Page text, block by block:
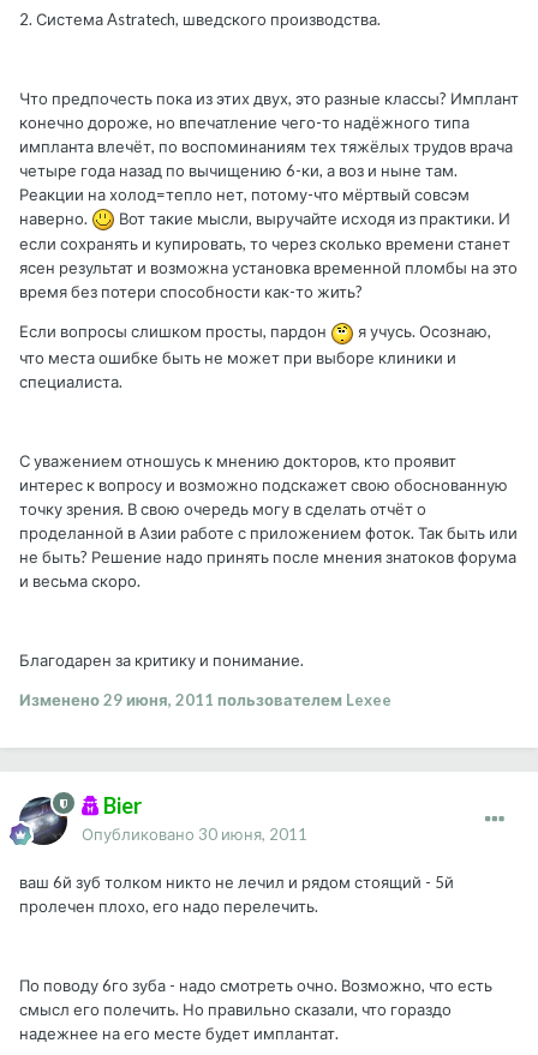
2. Система Astratech, шведского производства.
Что предпочесть пока из этих двух, это разные классы? Имплант
конечно дороже, но впечатление чего-то надёжного типа
импланта влечёт, по воспоминаниям тех тяжёлых трудов врача
четыре года назад по вычищению 6-ки, а воз и ныне там.
Реакции на холод=тепло нет, потому-что мёртвый совсэм
наверно.
Вот такие мысли, выручайте исходя из практики. И
если сохранять и купировать, то через сколько времени станет
ясен результат и возможна установка временной пломбы на это
время без потери способности как-то жить?
Если вопросы слишком просты, пардон
я учусь. Осознаю,
что места ошибке быть не может при выборе клиники и
специалиста.
С уважением отношусь к мнению докторов, кто проявит
интерес к вопросу и возможно подскажет свою обоснованную
точку зрения. В свою очередь могу в сделать отчёт о
проделанной в Азии работе с приложением фоток. Так быть или
не быть? Решение надо принять после мнения знатоков форума
и весьма скоро.
Благодарен за критику и понимание.
Изменено29 июня, 2011 пользователем Lexee
Bier
Опубликовано 30 июня, 2011
ваш 6й зуб толком никто не лечил и рядом стоящий - 5й
пролечен плохо, его надо перелечить.
По поводу 6го зуба - надо смотреть очно. Возможно, что есть
смысл его полечить. Но правильно сказали, что гораздо
надежнее на его месте будет имплантат.